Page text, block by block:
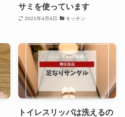
サミを使っています
2021年4月4日 キッチン
トイレスリッパは洗えるの